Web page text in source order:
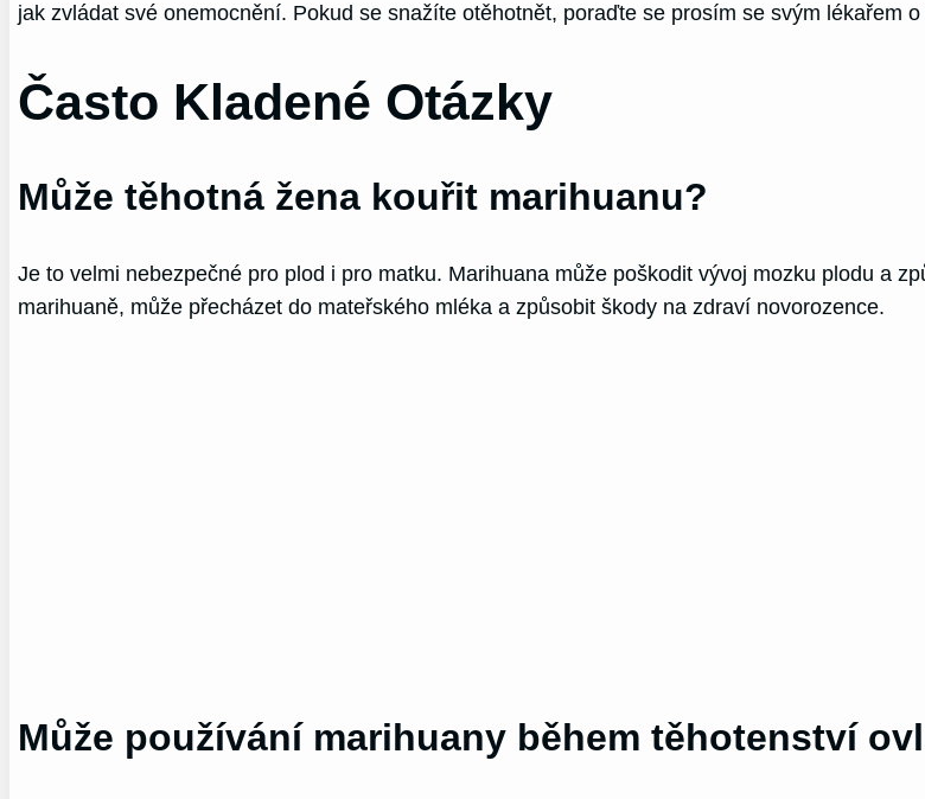
jak zvládat své onemocnění. Pokud se snažíte otěhotnět, poraďte se prosím se svým lékařem
Často Kladené Otázky
Může těhotná žena kouřit marihuanu?
Je to velmi nebezpečné pro plod i pro matku. Marihuana může poškodit vývoj mozku plodu a
marihuaně, může přecházet do mateřského mléka a způsobit škody na zdraví novorozence.
Může používání marihuany během těhotenství